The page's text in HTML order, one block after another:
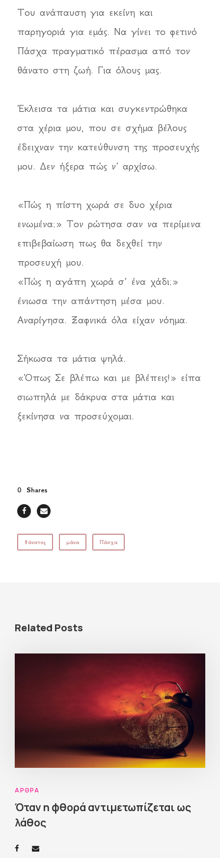
Του ανάπαυση για εκείνη και
παρηγοριά για εμάς. Να γίνει το φετινό
Πάσχα πραγματικό πέρασμα από τον
θάνατο στη ζωή. Για όλους μας.
Έκλεισα τα μάτια και συγκεντρώθηκα
στα χέρια μου, που σε σχήμα βέλους
έδειχναν την κατεύθυνση της προσευχής
μου. Δεν ήξερα πώς ν’ αρχίσω.
«Πώς η πίστη χωρά σε δυο χέρια
ενωμένα;» Τον ρώτησα σαν να περίμενα
επιβεβαίωση πως θα δεχθεί την
προσευχή μου.
«Πώς η αγάπη χωρά σ’ ένα χάδι;»
ένιωσα την απάντηση μέσα μου.
Αναρίγησα. Ξαφνικά όλα είχαν νόημα.
Σήκωσα τα μάτια ψηλά.
«Όπως Σε βλέπω και με βλέπεις!» είπα
σιωπηλά με δάκρυα στα μάτια και
ξεκίνησα να προσεύχομαι.
0 Shares
θάνατος μάνα Πάσχα
Related Posts
ΆΡΘΡΑ
Όταν η φθορά αντιμετωπίζεται ως
λάθος